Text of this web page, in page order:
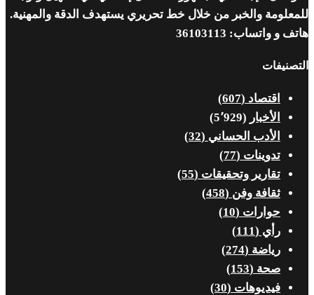
للمعلومة والخبر من خلال خط تحريري يستهدف الدقة والمهنية.
هاتف و واتساب: 36103113
التصنيفات
اقتصاد (607)
الأخبار (5٬929)
الأدب الحساني (32)
تدوينات (77)
تقارير وتحقيقات (55)
ثقافة وفن (458)
حوارات (10)
رأي (111)
رياضة (274)
صحة (153)
فيديوهات (30)